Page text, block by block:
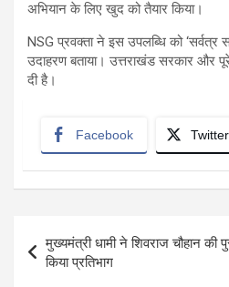
अभियान के लिए खुद को तैयार किया।
NSG प्रवक्ता ने इस उपलब्धि को ‘सर्वत्र
उदाहरण बताया। उत्तराखंड सरकार और
दी है।
Facebook Twitter
navigation
मुख्यमंत्री धामी ने शिवराज चौहान की
किया प्रतिभाग